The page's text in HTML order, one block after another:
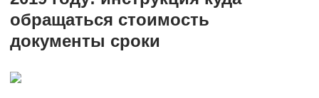
обращаться стоимость
документы сроки